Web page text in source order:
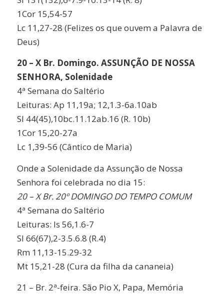
1Cor 15,54-57
Lc 11,27-28 (Felizes os que ouvem a Palavra de
Deus)
20 – X Br. Domingo. ASSUNÇÃO DE NOSSA
SENHORA, Solenidade
4ª Semana do Saltério
Leituras: Ap 11,19a; 12,1.3-6a.10ab
Sl 44(45),10bc.11.12ab.16 (R. 10b)
1Cor 15,20-27a
Lc 1,39-56 (Cântico de Maria)
Onde a Solenidade da Assunção de Nossa
Senhora foi celebrada no dia 15:
20 – X Br. 20º DOMINGO DO TEMPO COMUM
4ª Semana do Saltério
Leituras: Is 56,1.6-7
Sl 66(67),2-3.5.6.8 (R.4)
Rm 11,13-15.29-32
Mt 15,21-28 (Cura da filha da cananeia)
21 – Br. 2ª-feira. São Pio X, Papa, Memória